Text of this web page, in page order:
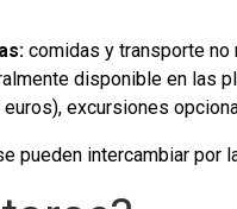
comidas y transporte
disponible en las
excursiones
pueden intercambiar por